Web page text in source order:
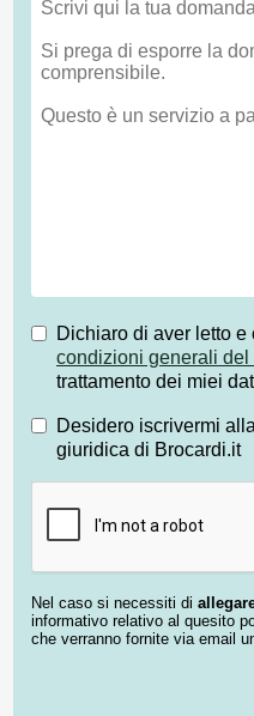
Dichiaro di aver letto e
condizioni generali del
trattamento dei miei
Desidero iscrivermi
giuridica di Brocardi.it
Nel caso si necessiti di
informativo relativo al quesito
che verranno fornite via email